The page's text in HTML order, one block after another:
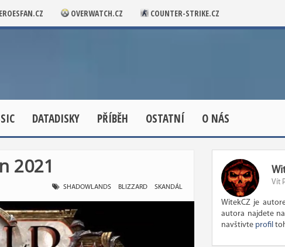
OVERWATCH.CZ COUNTER-STRIKE.CZ
DATADISKY PŘÍBĚH OSTATNÍ O NÁS
2021
SHADOWLANDS BLIZZARD SKANDÁL
Vít
WitekCZ je
autora najdete
navštivte profil